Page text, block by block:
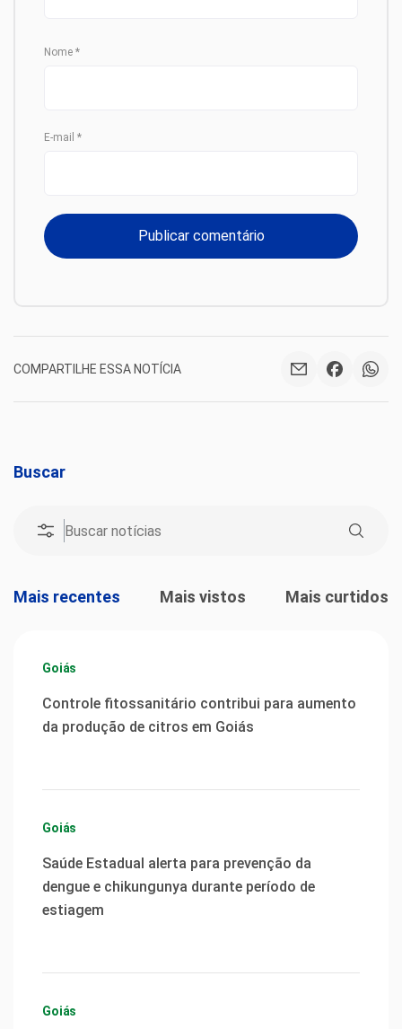
Nome *
E-mail *
COMPARTILHE ESSA NOTÍCIA
Buscar
Mais recentes Mais vistos Mais curtidos
Goiás
Controle fitossanitário contribui para aumento
da produção de citros em Goiás
Goiás
Saúde Estadual alerta para prevenção da
dengue e chikungunya durante período de
estiagem
Goiás